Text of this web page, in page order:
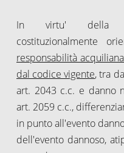
In virtu' della
costituzionalmente
responsabilità
dal codice vigente, tra
art. 2043 c.c. e danno
art. 2059 c.c.,
in punto all'evento
dell'evento dannoso,